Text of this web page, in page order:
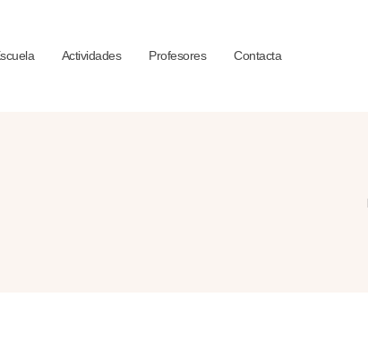
Actividades Profesores Contacta